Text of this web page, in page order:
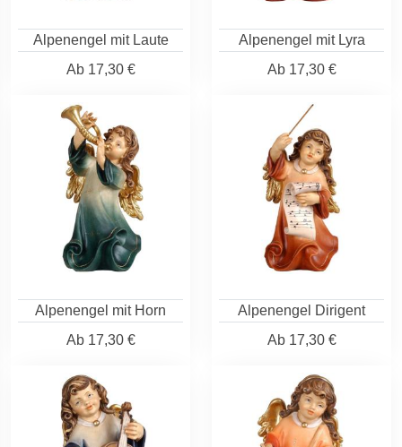
Alpenengel mit Laute
Ab17,30 €
Alpenengel mit Lyra
Ab17,30 €
Alpenengel mit Horn
Ab17,30 €
Alpenengel Dirigent
Ab17,30 €